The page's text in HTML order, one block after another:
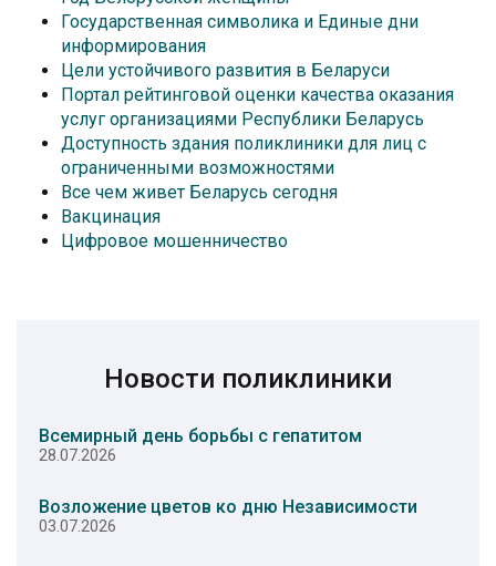
Государственная символика и Единые дни
информирования
Цели устойчивого развития в Беларуси
Портал рейтинговой оценки качества оказания
услуг организациями Республики Беларусь
Доступность здания поликлиники для лиц с
ограниченными возможностями
Все чем живет Беларусь сегодня
Вакцинация
Цифровое мошенничество
Новости поликлиники
Всемирный день борьбы с гепатитом
28.07.2026
Возложение цветов ко дню Независимости
03.07.2026